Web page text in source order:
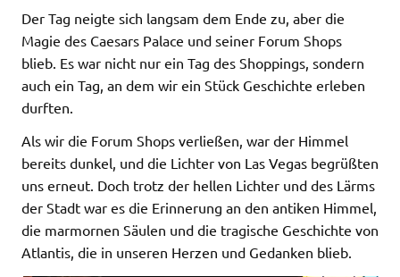
Der Tag neigte sich langsam dem Ende zu, aber die
Magie des Caesars Palace und seiner Forum Shops
blieb. Es war nicht nur ein Tag des Shoppings, sondern
auch ein Tag, an dem wir ein Stück Geschichte erleben
durften.
Als wir die Forum Shops verließen, war der Himmel
bereits dunkel, und die Lichter von Las Vegas begrüßten
uns erneut. Doch trotz der hellen Lichter und des Lärms
der Stadt war es die Erinnerung an den antiken Himmel,
die marmornen Säulen und die tragische Geschichte von
Atlantis, die in unseren Herzen und Gedanken blieb.